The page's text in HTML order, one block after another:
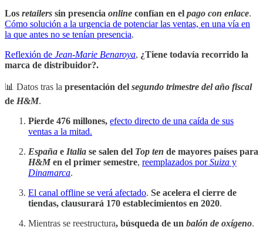
Los retailers sin presencia online confían en el pago con enlace.
Cómo solución a la urgencia de potenciar las ventas, en una vía en
la que antes no se tenían presencia.
Reflexión de Jean-Marie Benaroya, ¿Tiene todavía recorrido la
marca de distribuidor?.
📊 Datos tras la presentación del segundo trimestre del año fiscal
de H&M.
Pierde 476 millones, efecto directo de una caída de sus
ventas a la mitad.
España e Italia se salen del Top ten de mayores países para
H&Men el primer semestre, reemplazados porSuiza y
Dinamarca.
El canal offline se verá afectado. Se acelera el cierre de
tiendas, clausurará 170 establecimientos en 2020.
Mientras se reestructura, búsqueda de un balón de oxígeno.